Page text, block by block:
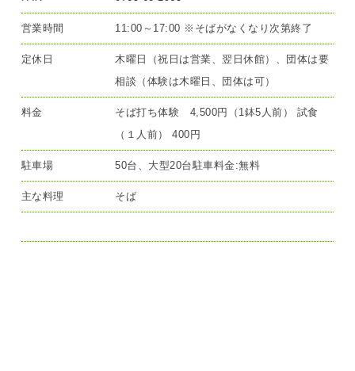
営業時間 11:00～17:00 ※そばがなくなり次第終了
定休日
木曜日（祝日は営業、翌日休館）、団体は要
相談（体験は木曜日、団体は可）
料金
そば打ち体験 4,500円（1鉢5人前） 試食
（１人前） 400円
駐車場 50台、大型20台駐車料金:無料
主な料理 そば